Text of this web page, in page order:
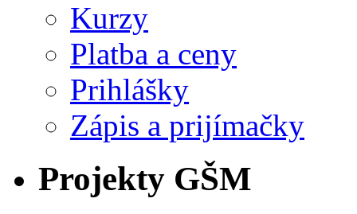
Kurzy
Platba a ceny
Prihlášky
Zápis a prijímačky
Projekty GŠM